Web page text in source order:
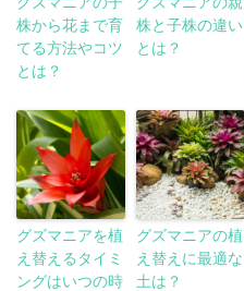
株から花まで育
てる方法やコツ
とは？
株と子株の違い
とは？
グズマニアを植
え替えるタイミ
ングはいつの時
グズマニアの植
え替えに最適な
土は？